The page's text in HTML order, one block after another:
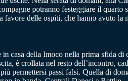
potranno festeggiare il
delle ospiti, che hanno avuto
in casa della Imoco nella prima sfida
è crollata nel resto dell’incontro,
permettersi passi falsi. Quella di